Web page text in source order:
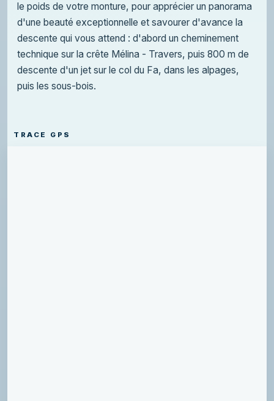
le poids de votre monture, pour apprécier un panorama
d'une beauté exceptionnelle et savourer d'avance la
descente qui vous attend : d'abord un cheminement
technique sur la crête Mélina - Travers, puis 800 m de
descente d'un jet sur le col du Fa, dans les alpages,
puis les sous-bois.
TRACE GPS